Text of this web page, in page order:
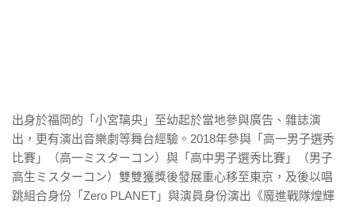
出身於福岡的「小宮璃央」至幼起於當地參與廣告、雜誌演
出，更有演出音樂劇等舞台經驗。2018年參與「高一男子選秀
比賽」（高一ミスターコン）與「高中男子選秀比賽」（男子
高生ミスターコン）雙雙獲獎後發展重心移至東京，及後以唱
跳組合身份「Zero PLANET」與演員身份演出《魔進戰隊煌輝